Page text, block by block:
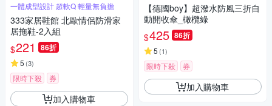
一體成型設計 超軟Q 輕量無負擔
333家居鞋館 北歐情侶防滑家
居拖鞋-2入組
$221 86折
5 (3)
限時下殺 券
加入購物車
【德國boy】超潑水防風三折自
動開收傘_橄欖綠
$425 86折
5 (1)
限時下殺 券
加入購物車